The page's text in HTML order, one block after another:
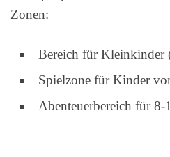
Zonen:
Bereich für Kleinkinder
Spielzone für Kinder
Abenteuerbereich für 8-